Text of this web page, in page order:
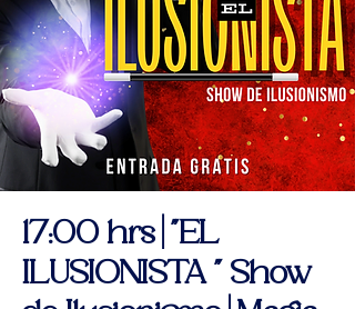
17:00 hrs | "EL
ILUSIONISTA " Show